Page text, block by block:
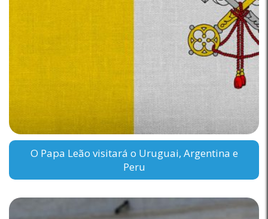
O Papa Leão visitará o Uruguai, Argentina e
Peru